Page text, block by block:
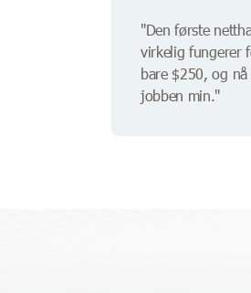
"Den første
virkelig fungerer
bare $250, og
jobben min."